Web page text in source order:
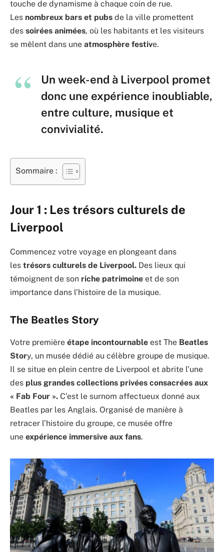
touche de dynamisme à chaque coin de rue.
Les nombreux bars et pubs de la ville promettent
des soirées animées, où les habitants et les visiteurs
se mêlent dans une atmosphère festive.
Un week-end à Liverpool promet
donc une expérience inoubliable,
entre culture, musique et
convivialité.
Sommaire :
Jour 1 : Les trésors culturels de
Liverpool
Commencez votre voyage en plongeant dans
les trésors culturels de Liverpool. Des lieux qui
témoignent de son riche patrimoine et de son
importance dans l’histoire de la musique.
The Beatles Story
Votre première étape incontournable est The Beatles
Story, un musée dédié au célèbre groupe de musique.
Il se situe en plein centre de Liverpool et abrite l’une
des plus grandes collections privées consacrées aux
« Fab Four ». C’est le surnom affectueux donné aux
Beatles par les Anglais. Organisé de manière à
retracer l’histoire du groupe, ce musée offre
une expérience immersive aux fans.